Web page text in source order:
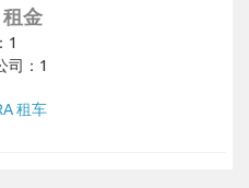
租金
1
司：1
租车